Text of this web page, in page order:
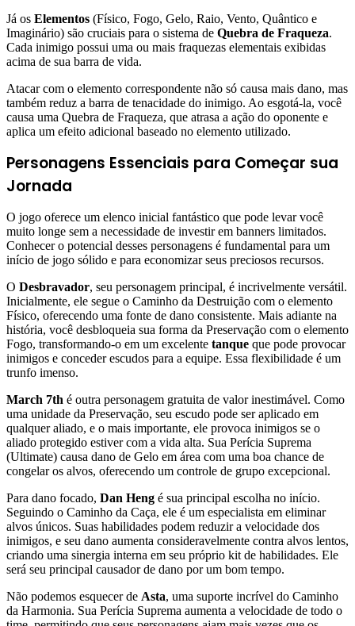
Já os Elementos (Físico, Fogo, Gelo, Raio, Vento, Quântico e
Imaginário) são cruciais para o sistema de Quebra de Fraqueza.
Cada inimigo possui uma ou mais fraquezas elementais exibidas
acima de sua barra de vida.
Atacar com o elemento correspondente não só causa mais dano, mas
também reduz a barra de tenacidade do inimigo. Ao esgotá-la, você
causa uma Quebra de Fraqueza, que atrasa a ação do oponente e
aplica um efeito adicional baseado no elemento utilizado.
Personagens Essenciais para Começar sua
Jornada
O jogo oferece um elenco inicial fantástico que pode levar você
muito longe sem a necessidade de investir em banners limitados.
Conhecer o potencial desses personagens é fundamental para um
início de jogo sólido e para economizar seus preciosos recursos.
O Desbravador, seu personagem principal, é incrivelmente versátil.
Inicialmente, ele segue o Caminho da Destruição com o elemento
Físico, oferecendo uma fonte de dano consistente. Mais adiante na
história, você desbloqueia sua forma da Preservação com o elemento
Fogo, transformando-o em um excelente tanque que pode provocar
inimigos e conceder escudos para a equipe. Essa flexibilidade é um
trunfo imenso.
March 7th é outra personagem gratuita de valor inestimável. Como
uma unidade da Preservação, seu escudo pode ser aplicado em
qualquer aliado, e o mais importante, ele provoca inimigos se o
aliado protegido estiver com a vida alta. Sua Perícia Suprema
(Ultimate) causa dano de Gelo em área com uma boa chance de
congelar os alvos, oferecendo um controle de grupo excepcional.
Para dano focado, Dan Heng é sua principal escolha no início.
Seguindo o Caminho da Caça, ele é um especialista em eliminar
alvos únicos. Suas habilidades podem reduzir a velocidade dos
inimigos, e seu dano aumenta consideravelmente contra alvos lentos,
criando uma sinergia interna em seu próprio kit de habilidades. Ele
será seu principal causador de dano por um bom tempo.
Não podemos esquecer de Asta, uma suporte incrível do Caminho
da Harmonia. Sua Perícia Suprema aumenta a velocidade de todo o